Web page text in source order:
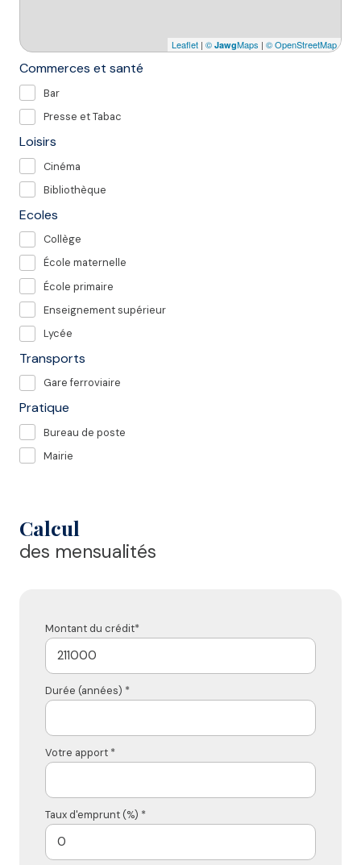
Leaflet | © JawgMaps | © OpenStreetMap
Commerces et santé
Bar
Presse et Tabac
Loisirs
Cinéma
Bibliothèque
Ecoles
Collège
École maternelle
École primaire
Enseignement supérieur
Lycée
Transports
Gare ferroviaire
Pratique
Bureau de poste
Mairie
Calcul
des mensualités
Montant du crédit*
Durée (années) *
Votre apport *
Taux d'emprunt (%) *